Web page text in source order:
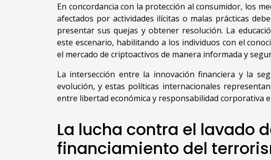
En concordancia con la protección al consumidor, los
afectados por actividades ilícitas o malas prácticas
presentar sus quejas y obtener resolución. La
este escenario, habilitando a los individuos con el
el mercado de criptoactivos de manera informada y
La intersección entre la innovación financiera y la
evolución, y estas políticas internacionales
entre libertad económica y responsabilidad corporativa
La lucha contra el lavado
financiamiento del